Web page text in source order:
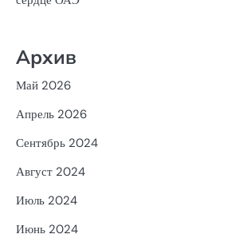
Архив
Май 2026
Апрель 2026
Сентябрь 2024
Август 2024
Июль 2024
Июнь 2024